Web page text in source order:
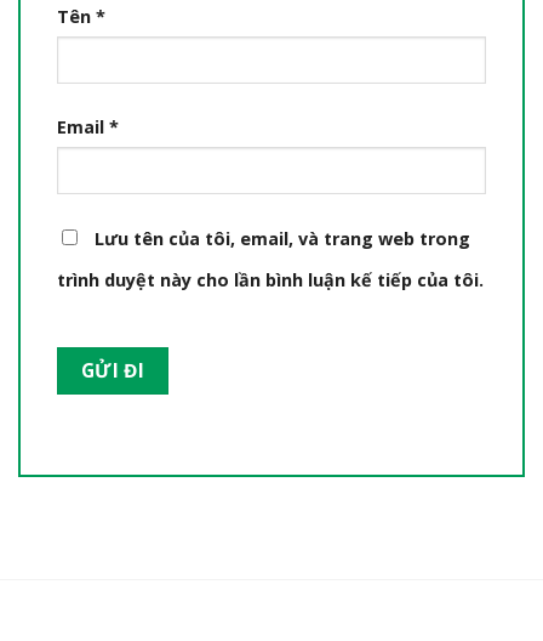
Tên *
Email *
Lưu tên của tôi, email, và trang web trong
trình duyệt này cho lần bình luận kế tiếp của tôi.